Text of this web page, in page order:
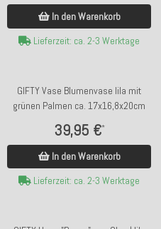
In den Warenkorb
Lieferzeit: ca. 2-3 Werktage
GIFTY Vase Blumenvase lila mit
grünen Palmen ca. 17x16,8x20cm
39,95 €*
In den Warenkorb
Lieferzeit: ca. 2-3 Werktage